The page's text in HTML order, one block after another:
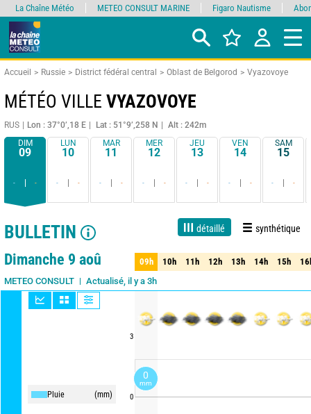
Accueil Russie District fédéral central Oblast de Belgorod Vyazovoye
MÉTÉO VILLE VYAZOVOYE
RUS Lon : 37°0’,18 E Lat : 51°9’,258 N
Alt : 242m
DIM
09
- -
LUN
10
- -
MAR
11
- -
MER
12
- -
JEU
13
- -
VEN
14
- -
SAM
15
- -
BULLETIN détaillé synthétique
1 jour 3 jours 7 jours 15 jours Fiabilité 90%
Dimanche 9 aoû
METEO CONSULT Actualisé, il y a 3h
Pluie (mm)
3
0
09h 10h 11h 12h 13h 14h 15h
09h 10h 11h 12h 13h 14h 15h
La Chaîne Météo METEO CONSULT MARINE Figaro Nautisme
0
mm